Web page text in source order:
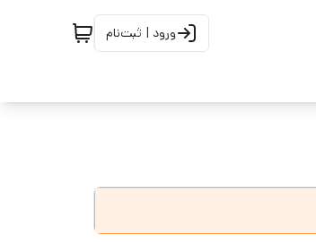
ورود | ثبت‌نام